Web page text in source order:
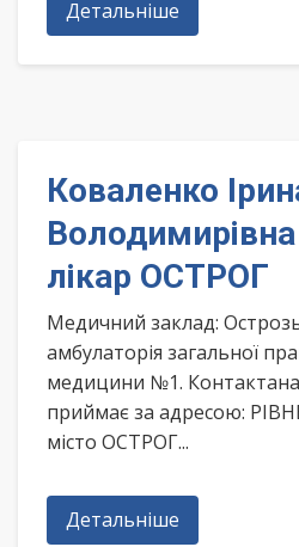
Детальніше
Коваленко
лікар ОСТРОГ
Медичний заклад:
амбулаторія загальної
медицини №1. Контактана
приймає за адресою:
місто ОСТРОГ...
Детальніше